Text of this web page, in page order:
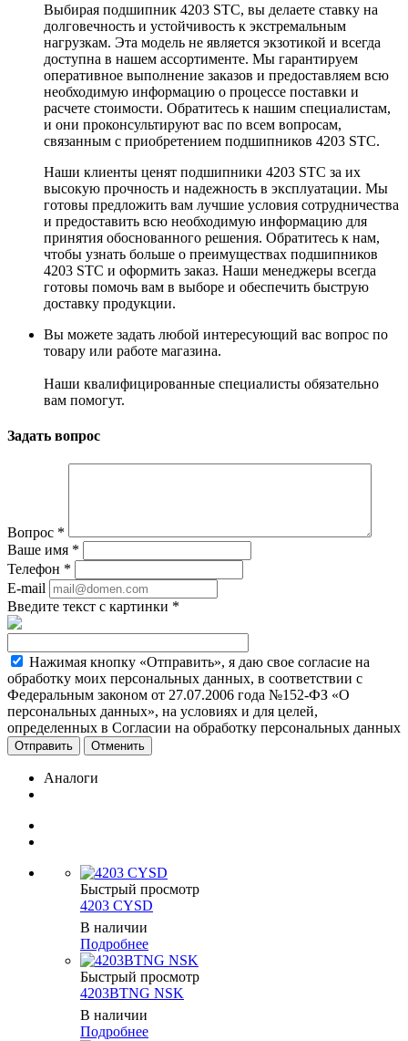
Выбирая подшипник 4203 STC, вы делаете ставку на
долговечность и устойчивость к экстремальным
нагрузкам. Эта модель не является экзотикой и всегда
доступна в нашем ассортименте. Мы гарантируем
оперативное выполнение заказов и предоставляем всю
необходимую информацию о процессе поставки и
расчете стоимости. Обратитесь к нашим специалистам,
и они проконсультируют вас по всем вопросам,
связанным с приобретением подшипников 4203 STC.
Наши клиенты ценят подшипники 4203 STC за их
высокую прочность и надежность в эксплуатации. Мы
готовы предложить вам лучшие условия сотрудничества
и предоставить всю необходимую информацию для
принятия обоснованного решения. Обратитесь к нам,
чтобы узнать больше о преимуществах подшипников
4203 STC и оформить заказ. Наши менеджеры всегда
готовы помочь вам в выборе и обеспечить быструю
доставку продукции.
Вы можете задать любой интересующий вас вопрос по
товару или работе магазина.
Наши квалифицированные специалисты обязательно
вам помогут.
Задать вопрос
Вопрос *
Ваше имя *
Телефон *
E-mail
Введите текст с картинки *
Нажимая кнопку «Отправить», я даю свое согласие на
обработку моих персональных данных, в соответствии с
Федеральным законом от 27.07.2006 года №152-ФЗ «О
персональных данных», на условиях и для целей,
определенных в Согласии на обработку персональных данных
Отменить
Аналоги
Быстрый просмотр
4203 CYSD
В наличии
Подробнее
Быстрый просмотр
4203BTNG NSK
В наличии
Подробнее